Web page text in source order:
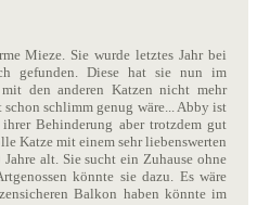
Mieze. Sie wurde letztes Jahr bei
gefunden. Diese hat sie nun im
den anderen Katzen nicht mehr
schlimm genug wäre... Abby ist
Behinderung aber trotzdem gut
Katze mit einem sehr liebenswerten
alt. Sie sucht ein Zuhause ohne
könnte sie dazu. Es wäre
Balkon haben könnte im